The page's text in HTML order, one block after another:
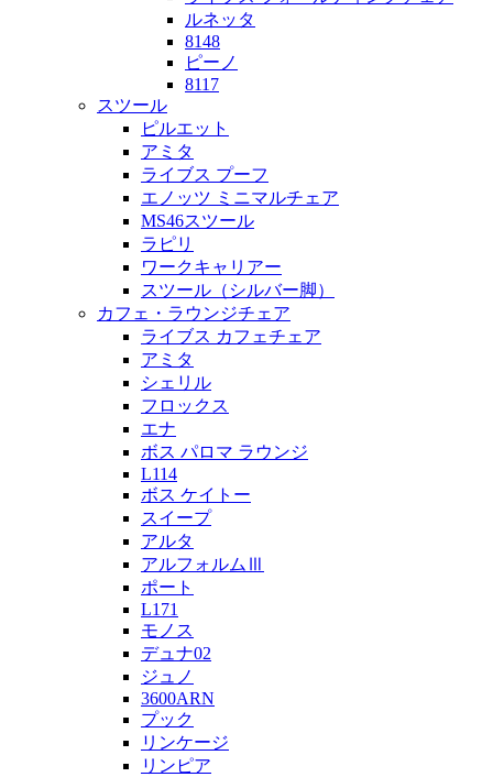
ルネッタ
8148
ピーノ
8117
スツール
ピルエット
アミタ
ライブス プーフ
エノッツ ミニマルチェア
MS46スツール
ラピリ
ワークキャリアー
スツール（シルバー脚）
カフェ・ラウンジチェア
ライブス カフェチェア
アミタ
シェリル
フロックス
エナ
ボス パロマ ラウンジ
L114
ボス ケイトー
スイープ
アルタ
アルフォルムⅢ
ポート
L171
モノス
デュナ02
ジュノ
3600ARN
プック
リンケージ
リンピア